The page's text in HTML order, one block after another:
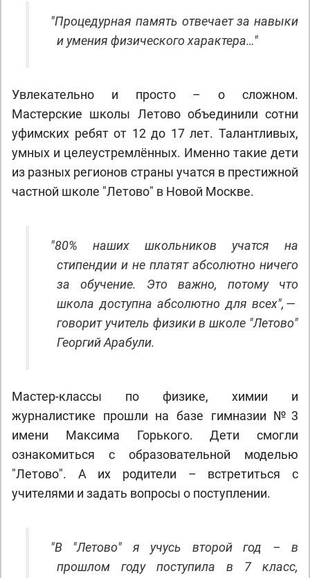
"Процедурная память отвечает за навыки
и умения физического характера…"
Увлекательно и просто – о сложном.
Мастерские школы Летово объединили сотни
уфимских ребят от 12 до 17 лет. Талантливых,
умных и целеустремлённых. Именно такие дети
из разных регионов страны учатся в престижной
частной школе "Летово" в Новой Москве.
"80% наших школьников учатся на
стипендии и не платят абсолютно ничего
за обучение. Это важно, потому что
школа доступна абсолютно для всех", —
говорит учитель физики в школе "Летово"
Георгий Арабули.
Мастер-классы по физике, химии и
журналистике прошли на базе гимназии №3
имени Максима Горького. Дети смогли
ознакомиться с образовательной моделью
"Летово". А их родители – встретиться с
учителями и задать вопросы о поступлении.
"В "Летово" я учусь второй год – в
прошлом году поступила в 7 класс,